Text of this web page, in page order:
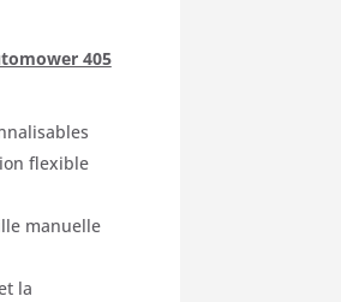
405
flexible
manuelle
la